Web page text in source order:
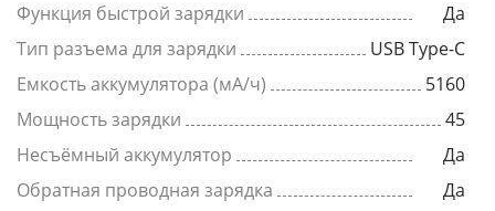
Функция быстрой зарядки
Да
Тип разъема для зарядки
USB Type-C
Емкость аккумулятора (мА/ч)
5160
Мощность зарядки
45
Несъёмный аккумулятор
Да
Обратная проводная зарядка
Да